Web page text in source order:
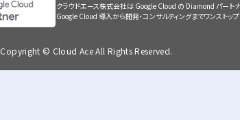
クラウドエース株式会社は Google Cloud の Diamond パートナ
Google Cloud 導入から開発・コンサルティングまでワンストッ
Copyright © Cloud Ace All Rights Reserved.